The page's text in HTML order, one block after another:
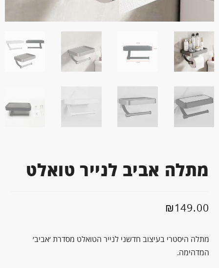
מתלה אביב לנייר טואלט
₪149.00
מתלה היסטרי בעיצוב חדשני לנייר הטואלט מסדרת ׳אביב׳
המדהימה.